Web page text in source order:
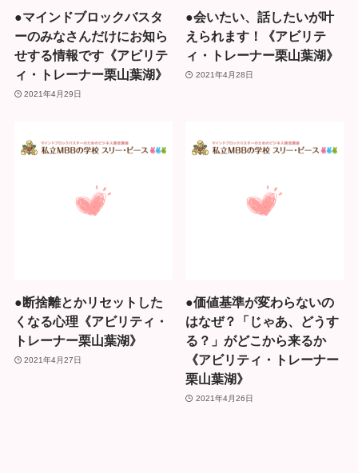
●マインドブロックバスタ
ーのみなさんだけにお知ら
せする情報です《アビリテ
ィ・トレーナー栗山葉湖》
2021年4月29日
●会いたい、話したいが叶
えられます！《アビリテ
ィ・トレーナー栗山葉湖》
2021年4月28日
●断捨離とかリセットした
くなる心理《アビリティ・
トレーナー栗山葉湖》
2021年4月27日
●価値基準が変わらないの
はなぜ？「じゃあ、どうす
る？」がどこから来るか
《アビリティ・トレーナー
栗山葉湖》
2021年4月26日